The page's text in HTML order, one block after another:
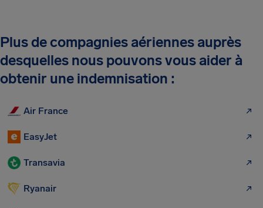
Plus de compagnies aériennes auprès
desquelles nous pouvons vous aider à
obtenir une indemnisation :
Air France
EasyJet
Transavia
Ryanair